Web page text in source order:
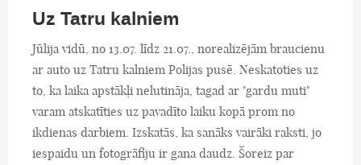
Uz Tatru kalniem
Jūlija vidū, no 13.07. līdz 21.07., norealizējām braucienu
ar auto uz Tatru kalniem Polijas pusē. Neskatoties uz
to, ka laika apstākļi nelutināja, tagad ar "gardu muti"
varam atskatīties uz pavadīto laiku kopā prom no
ikdienas darbiem. Izskatās, ka sanāks vairāki raksti, jo
iespaidu un fotogrāfiju ir gana daudz. Šoreiz par